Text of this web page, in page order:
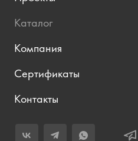
Каталог
Компания
Сертификаты
Контакты